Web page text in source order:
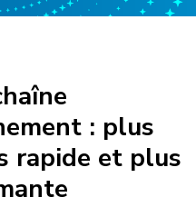
: plus
rapide et plus